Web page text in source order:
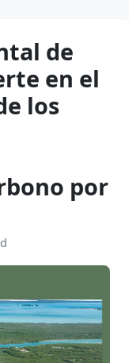
de
en el
los
por